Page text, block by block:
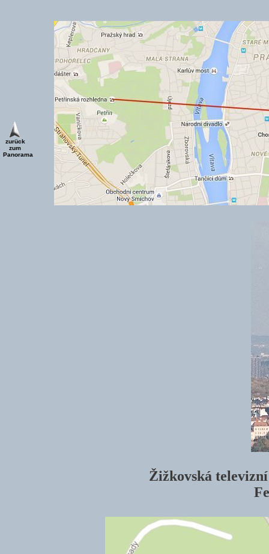
Žižkovská
zurück
zum
Panorama